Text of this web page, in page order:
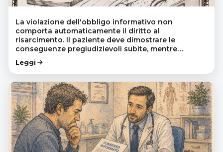
La violazione dell'obbligo informativo non
comporta automaticamente il diritto al
risarcimento. Il paziente deve dimostrare le
conseguenze pregiudizievoli subite, mentre…
Leggi